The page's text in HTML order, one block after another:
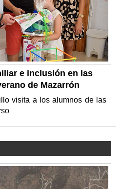
e inclusión en las
de Mazarrón
visita a los alumnos de las